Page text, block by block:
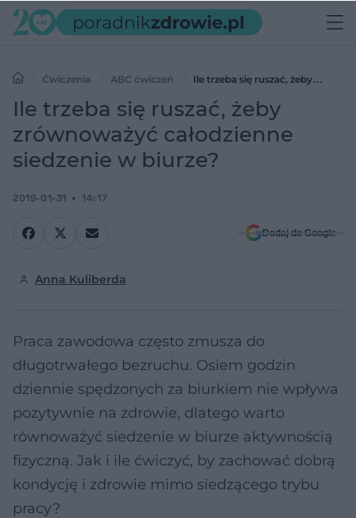
Ćwiczenia ABC ćwiczeń
Ile trzeba się ruszać, żeby
zrównoważyć całodzienne siedzenie w biurze?
Ile trzeba się ruszać, żeby
zrównoważyć całodzienne
siedzenie w biurze?
2019-01-31 14:17
Dodaj do Google
Anna Kuliberda
Praca zawodowa często zmusza do
długotrwałego bezruchu. Osiem godzin
dziennie spędzonych za biurkiem nie wpływa
pozytywnie na zdrowie, dlatego warto
równoważyć siedzenie w biurze aktywnością
fizyczną. Jak i ile ćwiczyć, by zachować dobrą
kondycję i zdrowie mimo siedzącego trybu
pracy?